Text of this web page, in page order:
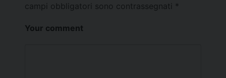
campi obbligatori sono contrassegnati *
Your comment